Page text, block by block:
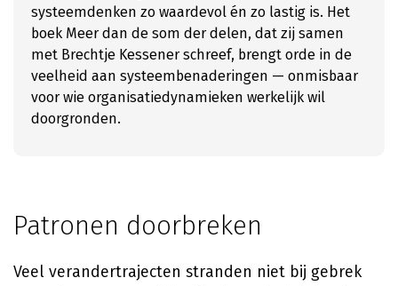
systeemdenken zo waardevol én zo lastig is. Het
boek Meer dan de som der delen, dat zij samen
met Brechtje Kessener schreef, brengt orde in de
veelheid aan systeembenaderingen — onmisbaar
voor wie organisatiedynamieken werkelijk wil
doorgronden.
Patronen doorbreken
Veel verandertrajecten stranden niet bij gebrek